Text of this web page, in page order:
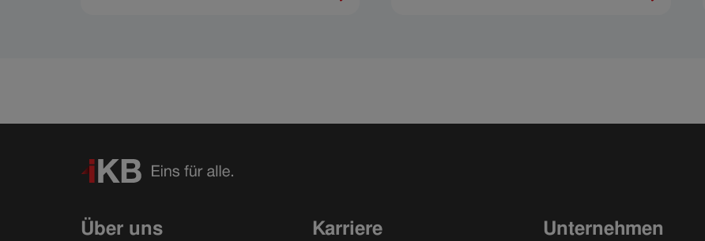
Über uns Karriere Unternehmen